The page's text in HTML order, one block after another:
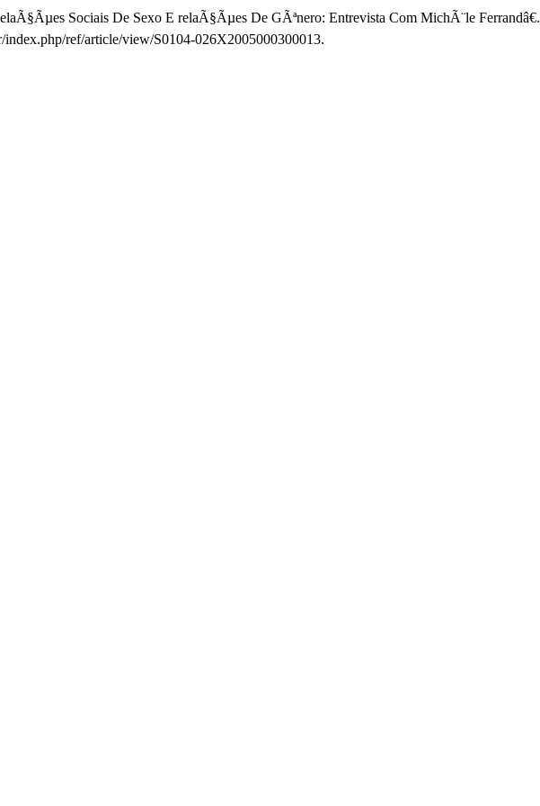
Sociais De Sexo E relaÃ§Ãµes De GÃªnero: Entrevista Com MichÃ¨le Ferrandâ€.
index.php/ref/article/view/S0104-026X2005000300013.